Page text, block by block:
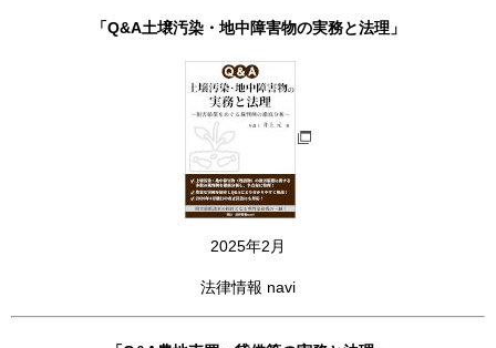
「Q&A土壌汚染・地中障害物の実務と法理」
2025年2月
法律情報 navi